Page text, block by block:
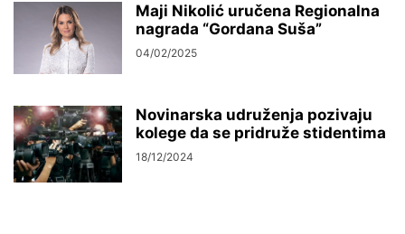
Maji Nikolić uručena Regionalna
nagrada “Gordana Suša”
04/02/2025
Novinarska udruženja pozivaju
kolege da se pridruže stidentima
18/12/2024